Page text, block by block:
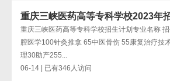
重庆三峡医药高等专科学校2023年
重庆三峡医药高等专科学校招生计划专业名称
腔医学100针灸推拿 65中医骨伤 55康复治疗技
理30助产255...
06-14 | 已有346人访问